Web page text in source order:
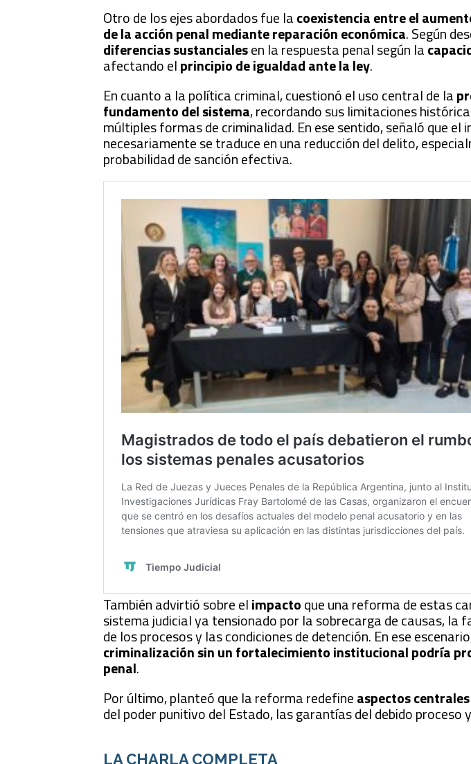
Otro de los ejes abordados fue lacoexistencia entre el
de la acción penal mediante reparación económica. Según
diferencias sustancialesen la respuesta penal según la
afectando elprincipio de igualdad ante la ley.
En cuanto a la política criminal, cuestionó el uso central de la
fundamento del sistema, recordando sus limitaciones
múltiples formas de criminalidad. En ese sentido, señaló que el
necesariamente se traduce en una reducción del delito,
probabilidad de sanción efectiva.
También advirtió sobre elimpactoque una reforma de estas
sistema judicial ya tensionado por la sobrecarga de causas,
de los procesos y las condiciones de detención. En ese
criminalización sin un fortalecimiento institucional podría
penal.
Por último, planteó que la reforma redefineaspectos
del poder punitivo del Estado, las garantías del debido proceso
LA CHARLA COMPLETA